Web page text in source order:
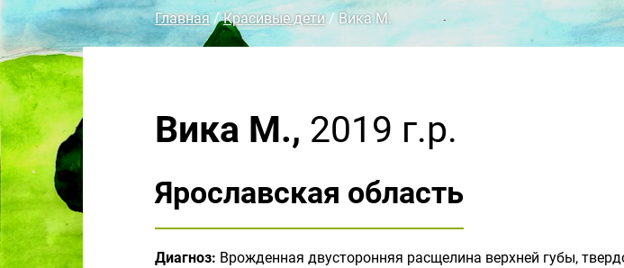
Главная/Красивые дети/Вика М.
Вика М., 2019 г.р.
Ярославская область
Диагноз: Врожденная двусторонняя расщелина верхней губы,